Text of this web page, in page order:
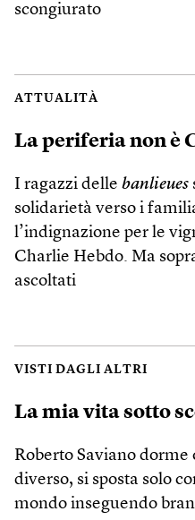
scongiurato
ATTUALITÀ
La periferia non è
I ragazzi delle banlieues
solidarietà verso i
l’indignazione per le
Charlie Hebdo. Ma
ascoltati
VISTI DAGLI ALTRI
La mia vita sotto
Roberto Saviano dorme
diverso, si sposta solo
mondo inseguendo